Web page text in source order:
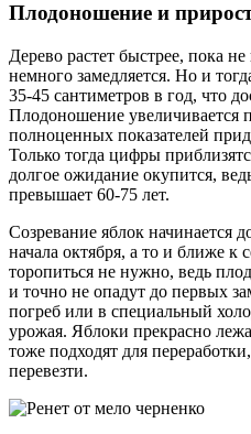
Плодоношение и
Дерево растет быстрее, пока
немного замедляется. Но и
35-45 сантиметров в год, что
Плодоношение увеличивается
полноценных показателей
Только тогда цифры
долгое ожидание окупится,
превышает 60-75 лет.
Созревание яблок начинается
начала октября, а то и ближе к
торопиться не нужно, ведь
и точно не опадут до первых
погреб или в специальный
урожая. Яблоки прекрасно
тоже подходят для
перевезти.